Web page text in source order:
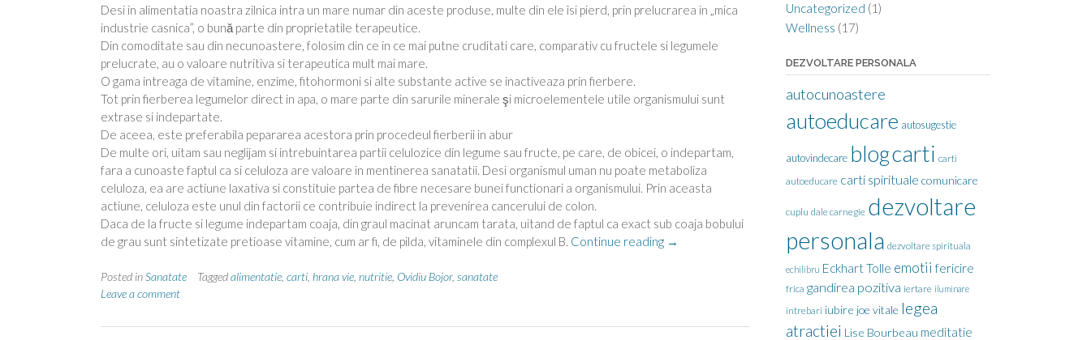
Desi in alimentatia noastra zilnica intra un mare numar din aceste produse, multe din ele îsi pierd, prin prelucrarea in „mica
industrie casnica”, o bună parte din proprietatile terapeutice.
Din comoditate sau din necunoastere, folosim din ce in ce mai putne cruditati care, comparativ cu fructele si legumele
prelucrate, au o valoare nutritiva si terapeutica mult mai mare.
O gama intreaga de vitamine, enzime, fitohormoni si alte substante active se inactiveaza prin fierbere.
Tot prin fierberea legumelor direct in apa, o mare parte din sarurile minerale şi microelementele utile organismului sunt
extrase si indepartate.
De aceea, este preferabila pepararea acestora prin procedeul fierberii in abur
De multe ori, uitam sau neglijam si intrebuintarea partii celulozice din legume sau fructe, pe care, de obicei, o indepartam,
fara a cunoaste faptul ca si celuloza are valoare in mentinerea sanatatii. Desi organismul uman nu poate metaboliza
celuloza, ea are actiune laxativa si constituie partea de fibre necesare bunei functionari a organismului. Prin aceasta
actiune, celuloza este unul din factorii ce contribuie indirect la prevenirea cancerului de colon.
Daca de la fructe si legume indepartam coaja, din graul macinat aruncam tarata, uitand de faptul ca exact sub coaja bobului
de grau sunt sintetizate pretioase vitamine, cum ar fi, de pilda, vitaminele din complexul B. Continue reading
“A
alegere”
→
Posted inSanatate Taggedalimentatie carti hrana vie nutritie Ovidiu Bojor, sanatate
Leave a comment
Uncategorized (1)
Wellness (17)
DEZVOLTARE PERSONALA
autocunoastere
autoeducare autosugestie
autovindecare blogcarti carti
autoeducare carti spirituale comunicare
cuplu dale carnegie dezvoltare
personala dezvoltare spirituala
echilibru Eckhart Tolle emotii fericire
frica gandirea pozitiva iertare iluminare
intrebari iubire joe vitale legea
atractiei Lise Bourbeau meditatie